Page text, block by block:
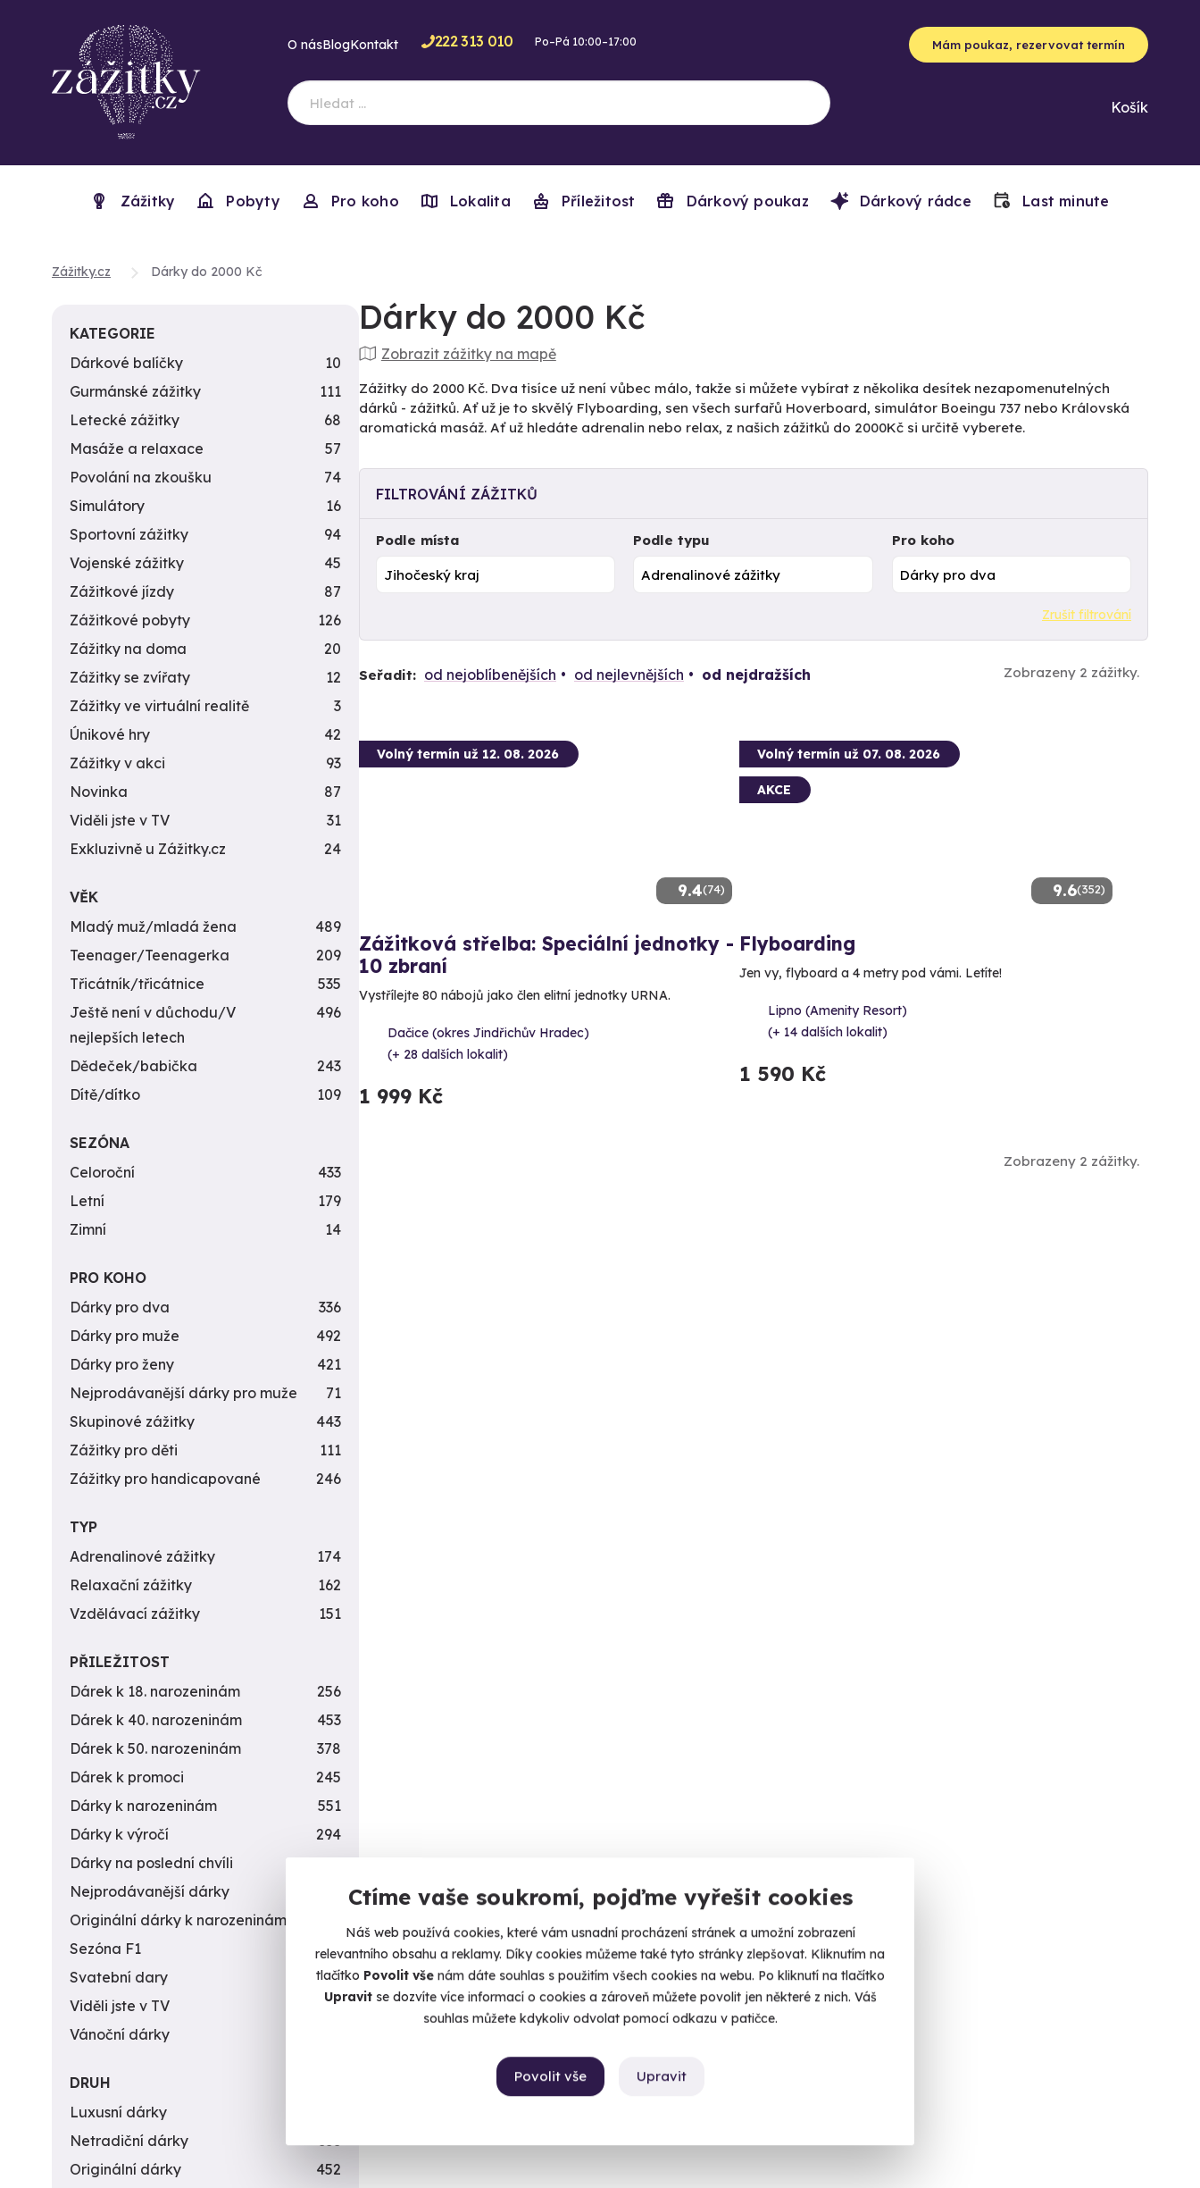
Ctíme vaše soukromí, pojďme vyřešit cookies
Náš web používá cookies, které vám usnadní procházení stránek a umožní zobrazení
relevantního obsahu a reklamy. Díky cookies můžeme také tyto stránky zlepšovat. Kliknutím na
tlačítko Povolit vše nám dáte souhlas s použitím všech cookies na webu. Po kliknutí na tlačítko
Upravitse dozvíte více informací o cookies a zároveň můžete povolit jen některé z nich. Váš
souhlas můžete kdykoliv odvolat pomocí odkazu v patičce.
Upravit
Povolit vše
O násBlogKontakt 222 313 010 Po–Pá 10:00–17:00 Mám poukaz, rezervovat termín
Košík
Zážitky Pobyty Pro koho Lokalita Příležitost Dárkový poukaz Dárkový rádce Last minute
Zážitky.cz Dárky do 2000 Kč
Dárky do 2000 Kč
Zobrazit zážitky na mapě
Zážitky do 2000 Kč. Dva tisíce už není vůbec málo, takže si můžete vybírat z několika desítek nezapomenutelných
dárků - zážitků. Ať už je to skvělý Flyboarding, sen všech surfařů Hoverboard, simulátor Boeingu 737 nebo Královská
aromatická masáž. Ať už hledáte adrenalin nebo relax, z našich zážitků do 2000Kč si určitě vyberete.
FILTROVÁNÍ ZÁŽITKŮ
Podle místa Podle typu Pro koho
Zrušit filtrování
Seřadit: od nejoblíbenějších od nejlevnějších od nejdražších Zobrazeny 2 zážitky.
9.4(74)
Volný termín už 12. 08. 2026
Zážitková střelba: Speciální jednotky -
10 zbraní
Vystřílejte 80 nábojů jako člen elitní jednotky URNA.
Dačice (okres Jindřichův Hradec)
(+ 28 dalších lokalit)
1 999 Kč
9.6(352)
Volný termín už 07. 08. 2026
AKCE
Flyboarding
Jen vy, flyboard a 4 metry pod vámi. Letíte!
Lipno (Amenity Resort)
(+ 14 dalších lokalit)
1 590 Kč
Zobrazeny 2 zážitky.
KATEGORIE
Dárkové balíčky
10
Gurmánské zážitky
111
Letecké zážitky
68
Masáže a relaxace
57
Povolání na zkoušku
74
Simulátory
16
Sportovní zážitky
94
Vojenské zážitky
45
Zážitkové jízdy
87
Zážitkové pobyty
126
Zážitky na doma
20
Zážitky se zvířaty
12
Zážitky ve virtuální realitě
3
Únikové hry
42
Zážitky v akci
93
Novinka
87
Viděli jste v TV
31
Exkluzivně u Zážitky.cz
24
VĚK
Mladý muž/mladá žena
489
Teenager/Teenagerka
209
Třicátník/třicátnice
535
Ještě není v důchodu/V
nejlepších letech
496
Dědeček/babička
243
Dítě/dítko
109
SEZÓNA
Celoroční
433
Letní
179
Zimní
14
PRO KOHO
Dárky pro dva
336
Dárky pro muže
492
Dárky pro ženy
421
Nejprodávanější dárky pro muže
71
Skupinové zážitky
443
Zážitky pro děti
111
Zážitky pro handicapované
246
TYP
Adrenalinové zážitky
174
Relaxační zážitky
162
Vzdělávací zážitky
151
PŘILEŽITOST
Dárek k 18. narozeninám
256
Dárek k 40. narozeninám
453
Dárek k 50. narozeninám
378
Dárek k promoci
245
Dárky k narozeninám
551
Dárky k výročí
294
Dárky na poslední chvíli
450
Nejprodávanější dárky
Originální dárky k narozeninám
Sezóna F1
4
Svatební dary
196
Viděli jste v TV
31
Vánoční dárky
DRUH
Luxusní dárky
Netradiční dárky
353
Originální dárky
452